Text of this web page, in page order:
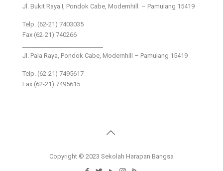
Jl. Bukit Raya I, Pondok Cabe, Modernhill – Pamulang 15419
Telp. (62-21) 7403035
Fax (62-21) 740266
Jl. Pala Raya, Pondok Cabe, Modernhill – Pamulang 15419
Telp. (62-21) 7495617
Fax (62-21) 7495615
Copyright © 2023 Sekolah Harapan Bangsa